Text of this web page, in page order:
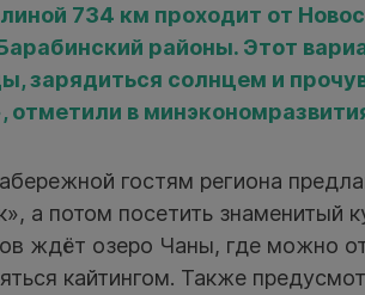
734 км проходит от
районы. Этот
зарядиться солнцем и
отметили в
гостям региона
а потом посетить знаменитый
ждёт озеро Чаны, где можно
кайтингом. Также